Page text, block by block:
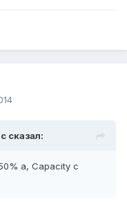
сказал:
а, Capacity с